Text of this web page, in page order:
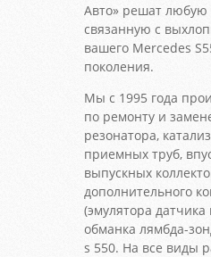
Авто» решат любую
связанную с
вашего Mercedes
поколения.
Мы с 1995 года
по ремонту и
резонатора,
приемных труб,
выпускных
дополнительного
(эмулятора датчика
обманка лямбда-
s 550. На все виды